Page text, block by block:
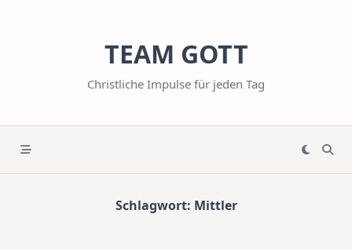
TEAM GOTT
Christliche Impulse für jeden Tag
Schlagwort: Mittler